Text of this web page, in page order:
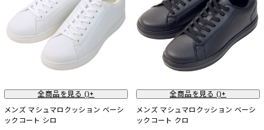
全商品を見る ()+
メンズ マシュマロクッション ベーシ
ックコート シロ
全商品を見る ()+
メンズ マシュマロクッション ベーシ
ックコート クロ